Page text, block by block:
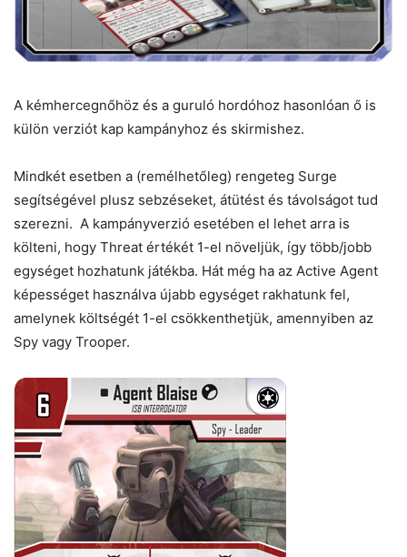
A kémhercegnőhöz és a guruló hordóhoz hasonlóan ő is
külön verziót kap kampányhoz és skirmishez.
Mindkét esetben a (remélhetőleg) rengeteg Surge
segítségével plusz sebzéseket, átütést és távolságot tud
szerezni. A kampányverzió esetében el lehet arra is
költeni, hogy Threat értékét 1-el növeljük, így több/jobb
egységet hozhatunk játékba. Hát még ha az Active Agent
képességet használva újabb egységet rakhatunk fel,
amelynek költségét 1-el csökkenthetjük, amennyiben az
Spy vagy Trooper.